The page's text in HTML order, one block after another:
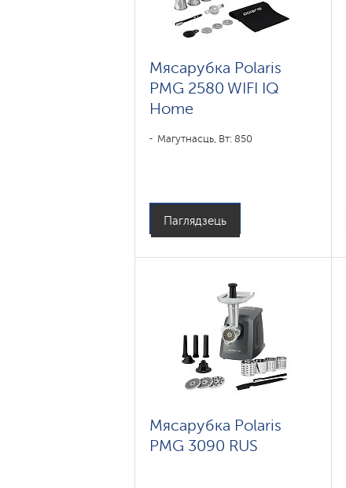
Мясарубка Polaris
PMG 2580 WIFI IQ
Home
Магутнасць, Вт: 850
Паглядзець
Мясарубка Polaris
PMG 3090 RUS